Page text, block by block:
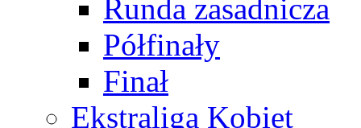
Runda zasadnicza
Półfinały
Finał
Ekstraliga Kobiet